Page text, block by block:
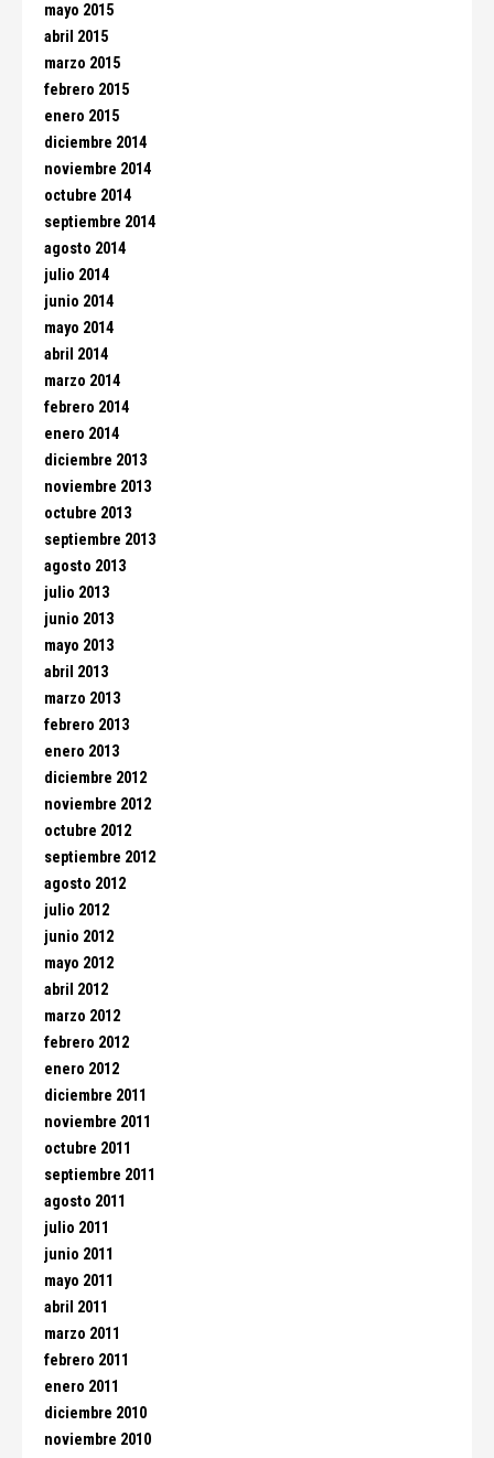
mayo 2015
abril 2015
marzo 2015
febrero 2015
enero 2015
diciembre 2014
noviembre 2014
octubre 2014
septiembre 2014
agosto 2014
julio 2014
junio 2014
mayo 2014
abril 2014
marzo 2014
febrero 2014
enero 2014
diciembre 2013
noviembre 2013
octubre 2013
septiembre 2013
agosto 2013
julio 2013
junio 2013
mayo 2013
abril 2013
marzo 2013
febrero 2013
enero 2013
diciembre 2012
noviembre 2012
octubre 2012
septiembre 2012
agosto 2012
julio 2012
junio 2012
mayo 2012
abril 2012
marzo 2012
febrero 2012
enero 2012
diciembre 2011
noviembre 2011
octubre 2011
septiembre 2011
agosto 2011
julio 2011
junio 2011
mayo 2011
abril 2011
marzo 2011
febrero 2011
enero 2011
diciembre 2010
noviembre 2010